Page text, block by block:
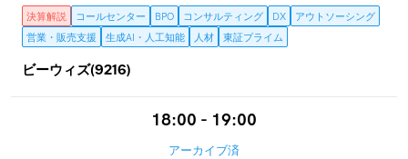
決算解説 コールセンター BPO コンサルティング DX
アウトソーシング
営業・販売支援
生成AI・人工知能 人材 東証プライム
ビーウィズ(9216)
18:00 - 19:00
アーカイブ済